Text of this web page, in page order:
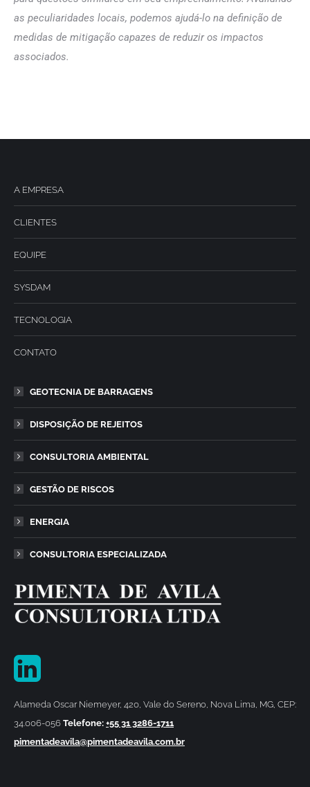
as peculiaridades locais, podemos ajudá-lo na definição de
medidas de mitigação capazes de reduzir os impactos
associados.
A EMPRESA
CLIENTES
EQUIPE
SYSDAM
TECNOLOGIA
CONTATO
GEOTECNIA DE BARRAGENS
DISPOSIÇÃO DE REJEITOS
CONSULTORIA AMBIENTAL
GESTÃO DE RISCOS
ENERGIA
CONSULTORIA ESPECIALIZADA
Alameda Oscar Niemeyer, 420, Vale do Sereno, Nova Lima, MG, CEP:
34.006-056 Telefone: +55 31 3286-1711
pimentadeavila@pimentadeavila.com.br